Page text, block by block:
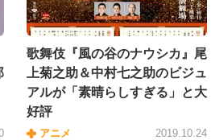
歌舞伎『風の谷のナウシカ』尾
上菊之助＆中村七之助のビジュ
アルが「素晴らしすぎる」と大
好評
アニメ 2019.10.24